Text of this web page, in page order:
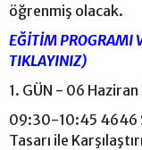
öğrenmiş olacak.
EĞİTİM PROGRAMI
TIKLAYINIZ)
1. GÜN - 06
09:30-10:45 4646
Tasarı ile